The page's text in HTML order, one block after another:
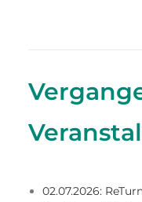
02.07.2026: